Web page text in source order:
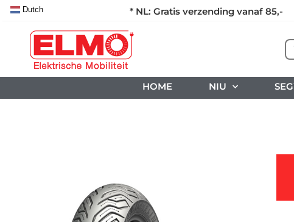
* NL: Gratis verzending vanaf 85,-
Dutch
HOME NIU